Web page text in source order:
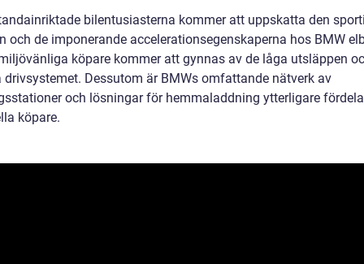
bilentusiasterna kommer att uppskatta den
och de imponerande accelerationsegenskaperna hos BMW
köpare kommer att gynnas av de låga utsläppen
drivsystemet. Dessutom är BMWs omfattande nätverk av
och lösningar för hemmaladdning ytterligare
köpare.